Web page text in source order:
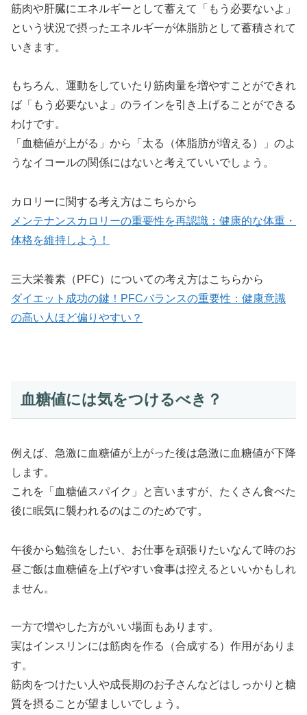
筋肉や肝臓にエネルギーとして蓄えて「もう必要ないよ」
という状況で摂ったエネルギーが体脂肪として蓄積されて
いきます。
もちろん、運動をしていたり筋肉量を増やすことができれ
ば「もう必要ないよ」のラインを引き上げることができる
わけです。
「血糖値が上がる」から「太る（体脂肪が増える）」のよ
うなイコールの関係にはないと考えていいでしょう。
カロリーに関する考え方はこちらから
メンテナンスカロリーの重要性を再認識：健康的な体重・
体格を維持しよう！
三大栄養素（PFC）についての考え方はこちらから
ダイエット成功の鍵！PFCバランスの重要性：健康意識
の高い人ほど偏りやすい？
血糖値には気をつけるべき？
例えば、急激に血糖値が上がった後は急激に血糖値が下降
します。
これを「血糖値スパイク」と言いますが、たくさん食べた
後に眠気に襲われるのはこのためです。
午後から勉強をしたい、お仕事を頑張りたいなんて時のお
昼ご飯は血糖値を上げやすい食事は控えるといいかもしれ
ません。
一方で増やした方がいい場面もあります。
実はインスリンには筋肉を作る（合成する）作用がありま
す。
筋肉をつけたい人や成長期のお子さんなどはしっかりと糖
質を摂ることが望ましいでしょう。